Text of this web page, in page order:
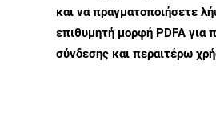
και να πραγματοποιήσετε
επιθυμητή μορφή PDFA για
σύνδεσης και περαιτέρω